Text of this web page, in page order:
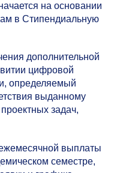
на основании
в Стипендиальную
дополнительной
цифровой
определяемый
выданному
задач,
выплаты
семестре,